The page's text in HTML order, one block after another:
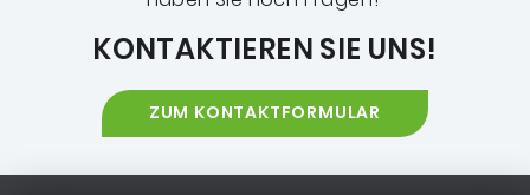
KONTAKTIEREN SIE UNS!
ZUM KONTAKTFORMULAR